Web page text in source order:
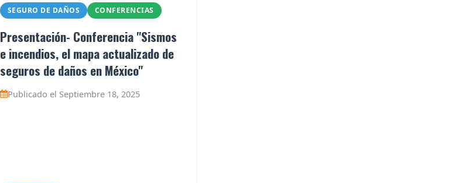
SEGURO DE DAÑOS CONFERENCIAS
Presentación- Conferencia "Sismos
e incendios, el mapa actualizado de
seguros de daños en México"
Publicado el Septiembre 18, 2025